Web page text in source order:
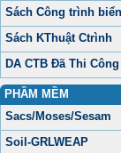
Sách Công trình biển
Sách KThuật Ctrình
DA CTB Đã Thi Công
PHẦM MỀM
Sacs/Moses/Sesam
Soil-GRLWEAP